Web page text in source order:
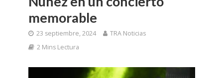
memorable
23 septiembre, 2024
TRA Noticias
2 Mins Lectura